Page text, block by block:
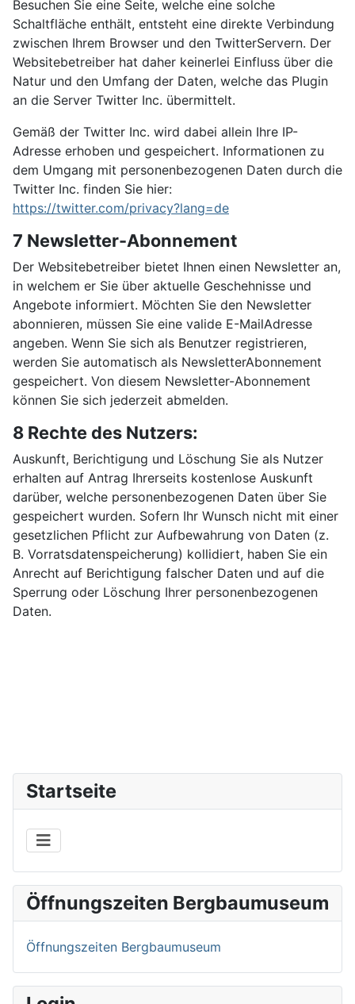
Besuchen Sie eine Seite, welche eine solche
Schaltfläche enthält, entsteht eine direkte Verbindung
zwischen Ihrem Browser und den TwitterServern. Der
Websitebetreiber hat daher keinerlei Einfluss über die
Natur und den Umfang der Daten, welche das Plugin
an die Server Twitter Inc. übermittelt.
Gemäß der Twitter Inc. wird dabei allein Ihre IP-
Adresse erhoben und gespeichert. Informationen zu
dem Umgang mit personenbezogenen Daten durch die
Twitter Inc. finden Sie hier:
https://twitter.com/privacy?lang=de
7 Newsletter-Abonnement
Der Websitebetreiber bietet Ihnen einen Newsletter an,
in welchem er Sie über aktuelle Geschehnisse und
Angebote informiert. Möchten Sie den Newsletter
abonnieren, müssen Sie eine valide E-MailAdresse
angeben. Wenn Sie sich als Benutzer registrieren,
werden Sie automatisch als NewsletterAbonnement
gespeichert. Von diesem Newsletter-Abonnement
können Sie sich jederzeit abmelden.
8 Rechte des Nutzers:
Auskunft, Berichtigung und Löschung Sie als Nutzer
erhalten auf Antrag Ihrerseits kostenlose Auskunft
darüber, welche personenbezogenen Daten über Sie
gespeichert wurden. Sofern Ihr Wunsch nicht mit einer
gesetzlichen Pflicht zur Aufbewahrung von Daten (z.
B. Vorratsdatenspeicherung) kollidiert, haben Sie ein
Anrecht auf Berichtigung falscher Daten und auf die
Sperrung oder Löschung Ihrer personenbezogenen
Daten.
Startseite
Öffnungszeiten Bergbaumuseum
Öffnungszeiten Bergbaumuseum